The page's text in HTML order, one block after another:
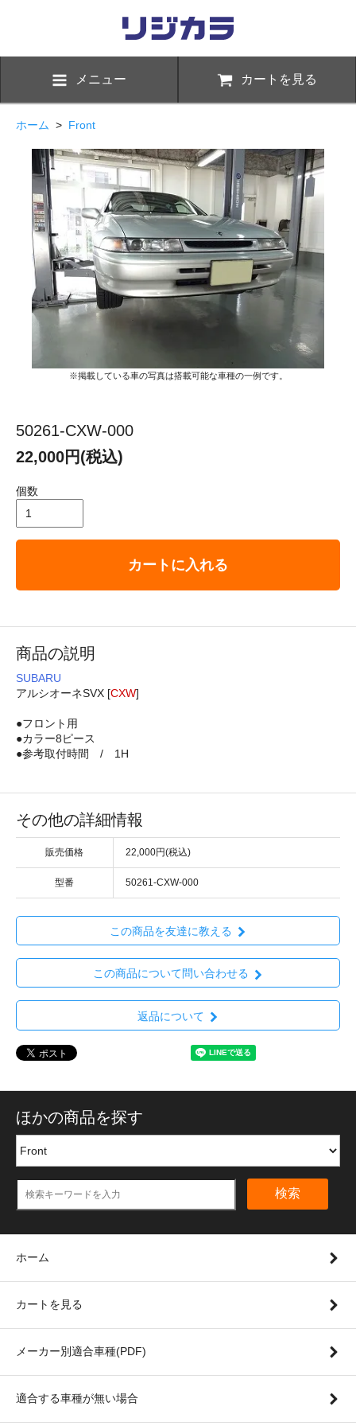
メニュー カートを見る
ホーム > Front
※掲載している車の写真は搭載可能な車種の一例です。
50261-CXW-000
22,000円(税込)
個数
カートに入れる
商品の説明
SUBARU
アルシオーネSVX [CXW]
●フロント用
●カラー8ピース
●参考取付時間 / 1H
その他の詳細情報
販売価格 22,000円(税込)
型番 50261-CXW-000
この商品を友達に教える
この商品について問い合わせる
返品について
ほかの商品を探す
検索
ホーム
カートを見る
メーカー別適合車種(PDF)
適合する車種が無い場合